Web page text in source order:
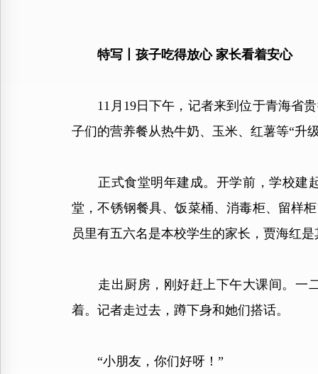
特写丨孩子吃得放心 家长看着安心
11月19日下午，记者来到位于青海省贵
子们的营养餐从热牛奶、玉米、红薯等“升
正式食堂明年建成。开学前，学校建
堂，不锈钢餐具、饭菜桶、消毒柜、留样
员里有五六名是本校学生的家长，贾海红
走出厨房，刚好赶上下午大课间。一二
着。记者走过去，蹲下身和她们搭话。
“小朋友，你们好呀！”